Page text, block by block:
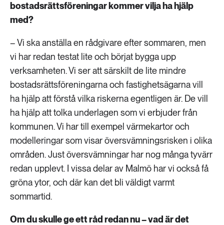
bostadsrättsföreningar kommer vilja ha hjälp
med?
– Vi ska anställa en rådgivare efter sommaren, men
vi har redan testat lite och börjat bygga upp
verksamheten. Vi ser att särskilt de lite mindre
bostadsrättsföreningarna och fastighetsägarna vill
ha hjälp att förstå vilka riskerna egentligen är. De vill
ha hjälp att tolka underlagen som vi erbjuder från
kommunen. Vi har till exempel värmekartor och
modelleringar som visar översvämningsrisken i olika
områden. Just översvämningar har nog många tyvärr
redan upplevt. I vissa delar av Malmö har vi också få
gröna ytor, och där kan det bli väldigt varmt
sommartid.
Om du skulle ge ett råd redan nu – vad är det